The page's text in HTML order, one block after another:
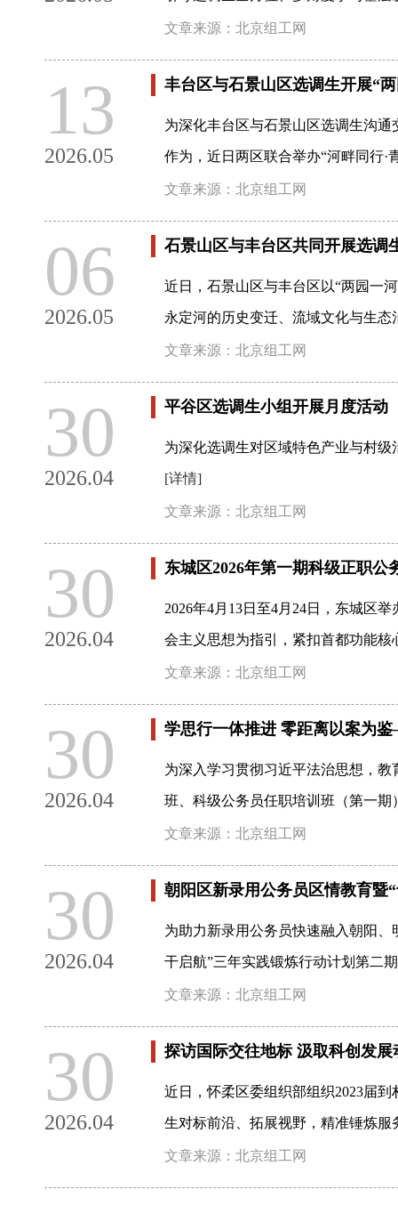
文章来源：北京组工网
13
2026.05
丰台区与石景山区选调生开展“
为深化丰台区与石景山区选调生沟
作为，近日两区联合举办“河畔同行
文章来源：北京组工网
06
2026.05
石景山区与丰台区共同开展选调
近日，石景山区与丰台区以“两园一
永定河的历史变迁、流域文化与生
文章来源：北京组工网
30
2026.04
平谷区选调生小组开展月度活动
为深化选调生对区域特色产业与村
[详情]
文章来源：北京组工网
30
2026.04
东城区2026年第一期科级正职公
2026年4月13日至4月24日，东城区
会主义思想为指引，紧扣首都功能
文章来源：北京组工网
30
2026.04
学思行一体推进 零距离以案为
为深入学习贯彻习近平法治思想，
班、科级公务员任职培训班（第一
文章来源：北京组工网
30
2026.04
朝阳区新录用公务员区情教育暨
为助力新录用公务员快速融入朝阳
干启航”三年实践锻炼行动计划第二
文章来源：北京组工网
30
2026.04
探访国际交往地标 汲取科创发
近日，怀柔区委组织部组织2023届
生对标前沿、拓展视野，精准锤炼
文章来源：北京组工网